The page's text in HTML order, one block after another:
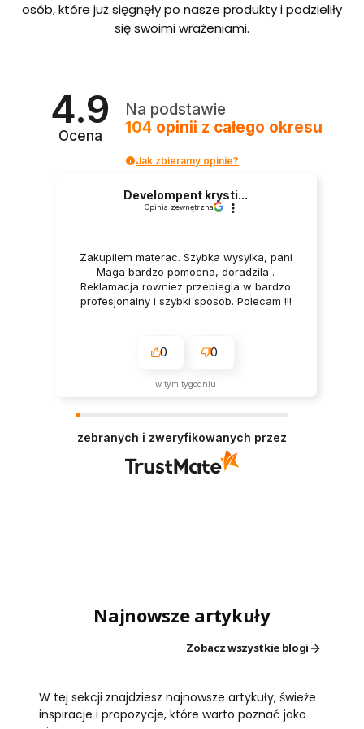
we ze
produ
kcja
osób, które już sięgnęły po nasze produkty i podzieliły
się swoimi wrażeniami.
4.9
Ocena
Na podstawie
104 opinii z całego okresu
Jak zbieramy opinie?
Develompent krysti...
Opinia zewnętrzna
Zakupilem materac. Szybka wysylka, pani
Maga bardzo pomocna, doradzila .
Reklamacja rowniez przebiegla w bardzo
profesjonalny i szybki sposob. Polecam !!!
0 0
w tym tygodniu
zebranych i zweryfikowanych przez
Najnowsze artykuły
Zobacz wszystkie blogi
W tej sekcji znajdziesz najnowsze artykuły, świeże
inspiracje i propozycje, które warto poznać jako